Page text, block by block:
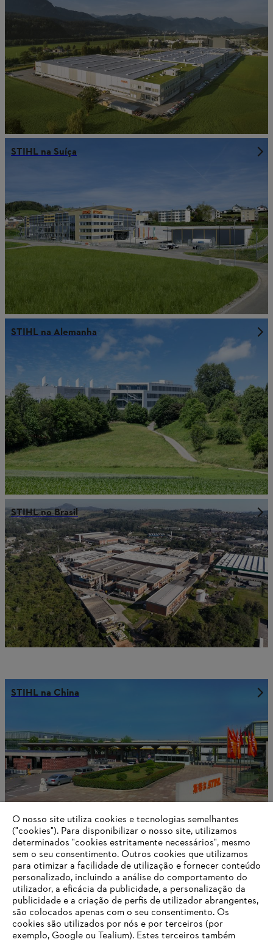
STIHL na Suíça
STIHL na Alemanha
STIHL no Brasil
STIHL na China
STIHL nas Filipinas
Informações para fornecedores
O nosso site utiliza cookies e tecnologias semelhantes
("cookies"). Para disponibilizar o nosso site, utilizamos
determinados "cookies estritamente necessários", mesmo
sem o seu consentimento. Outros cookies que utilizamos
para otimizar a facilidade de utilização e fornecer conteúdo
personalizado, incluindo a análise do comportamento do
utilizador, a eficácia da publicidade, a personalização da
publicidade e a criação de perfis de utilizador abrangentes,
são colocados apenas com o seu consentimento. Os
cookies são utilizados por nós e por terceiros (por
exemplo, Google ou Tealium). Estes terceiros também